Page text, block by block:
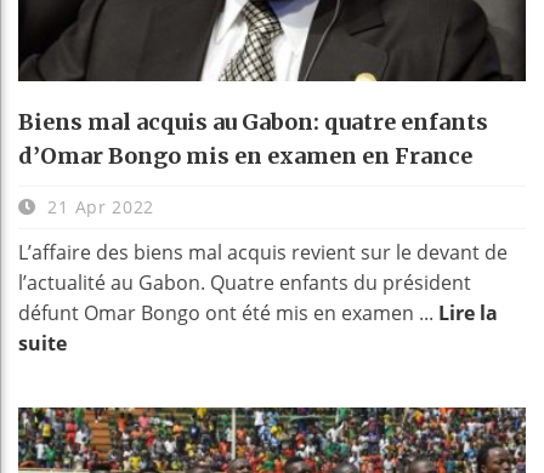
Biens mal acquis au Gabon: quatre enfants
d’Omar Bongo mis en examen en France
21 Apr 2022
L’affaire des biens mal acquis revient sur le devant de
l’actualité au Gabon. Quatre enfants du président
défunt Omar Bongo ont été mis en examen ... Lire la
suite